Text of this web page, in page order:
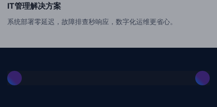
IT管理解决方案
系统部署零延迟，故障排查秒响应，数字化运维更省心。